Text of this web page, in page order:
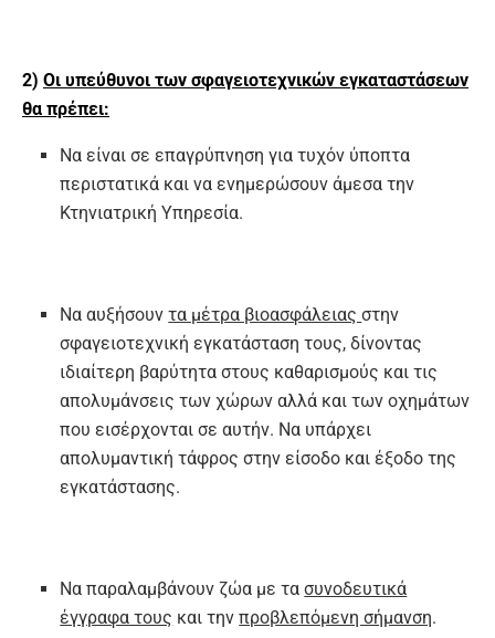
2) Οι υπεύθυνοι των σφαγειοτεχνικών εγκαταστάσεων
θα πρέπει:
Να είναι σε επαγρύπνηση για τυχόν ύποπτα
περιστατικά και να ενημερώσουν άμεσα την
Κτηνιατρική Υπηρεσία.
Να αυξήσουντα μέτρα βιοασφάλειαςστην
σφαγειοτεχνική εγκατάσταση τους, δίνοντας
ιδιαίτερη βαρύτητα στους καθαρισμούς και τις
απολυμάνσεις των χώρων αλλά και των οχημάτων
που εισέρχονται σε αυτήν. Να υπάρχει
απολυμαντική τάφρος στην είσοδο και έξοδο της
εγκατάστασης.
Να παραλαμβάνουν ζώα με τασυνοδευτικά
έγγραφα τους και τηνπροβλεπόμενη σήμανση.